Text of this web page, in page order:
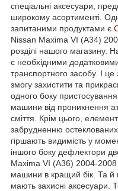
спеціальні аксесуари,
широкому асортименті.
запитаними продуктами є
Nissan Maxima VI (A34)
розділі нашого магазину.
є необхідними
транспортного засобу. І
змогу захистити та
одного боку пристосування
машини від проникнення
сміття. Крім цього,
забрудненню
гіршають видимість у
іншого боку дефлектори
Maxima VI (A36) 2004-2008
машини в кращий бік. Та й
мають захисні аксесуари.